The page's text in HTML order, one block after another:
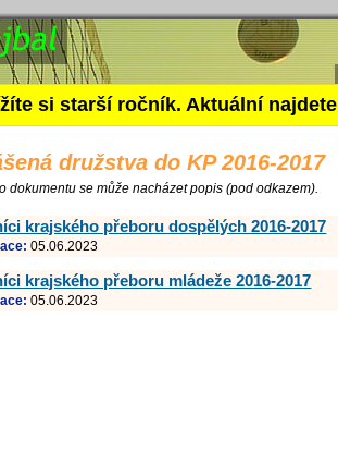
do KP 2016-2017
si starší ročník. Aktuální najdete
družstva do KP 2016-2017
dokumentu se může nacházet popis (pod odkazem).
krajského přeboru dospělých 2016-2017
05.06.2023
krajského přeboru mládeže 2016-2017
05.06.2023